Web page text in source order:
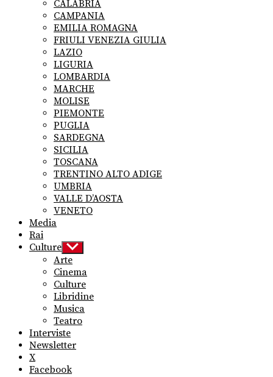
CALABRIA
CAMPANIA
EMILIA ROMAGNA
FRIULI VENEZIA GIULIA
LAZIO
LIGURIA
LOMBARDIA
MARCHE
MOLISE
PIEMONTE
PUGLIA
SARDEGNA
SICILIA
TOSCANA
TRENTINO ALTO ADIGE
UMBRIA
VALLE D’AOSTA
VENETO
Media
Rai
Culture Show
sub
menu
Arte
Cinema
Culture
Libridine
Musica
Teatro
Interviste
Newsletter
X
Facebook